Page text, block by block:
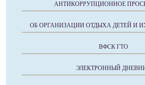
АНТИКОРРУПЦИОННОЕ
ОБ ОРГАНИЗАЦИИ ОТДЫХА ДЕТЕЙ И
ВФСК ГТО
ЭЛЕКТРОННЫЙ